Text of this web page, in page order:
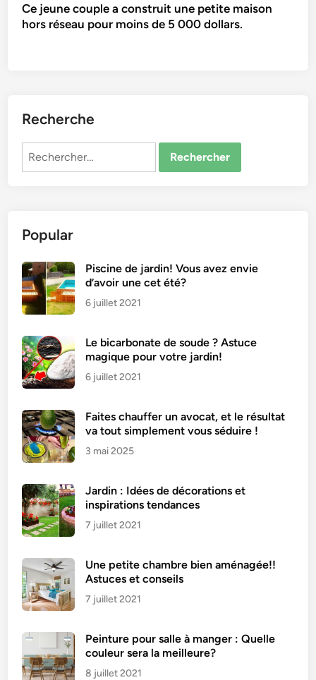
Ce jeune couple a construit une petite maison
hors réseau pour moins de 5 000 dollars.
Recherche
Rechercher :
Popular
Piscine de jardin! Vous avez envie
d’avoir une cet été?
6 juillet 2021
Le bicarbonate de soude ? Astuce
magique pour votre jardin!
6 juillet 2021
Faites chauffer un avocat, et le résultat
va tout simplement vous séduire !
3 mai 2025
Jardin : Idées de décorations et
inspirations tendances
7 juillet 2021
Une petite chambre bien aménagée!!
Astuces et conseils
7 juillet 2021
Peinture pour salle à manger : Quelle
couleur sera la meilleure?
8 juillet 2021